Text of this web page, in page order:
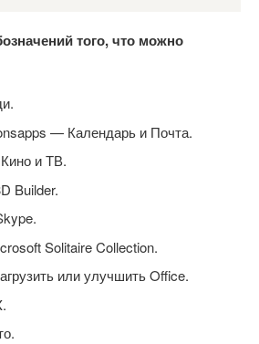
того, что можно
— Календарь и Почта.
и ТВ.
Builder.
Solitaire Collection.
или улучшить Office.